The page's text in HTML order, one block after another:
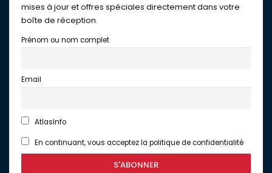
mises à jour et offres spéciales directement dans votre
boîte de réception.
Prénom ou nom complet
Email
AtlasInfo
En continuant, vous acceptez la politique de confidentialité